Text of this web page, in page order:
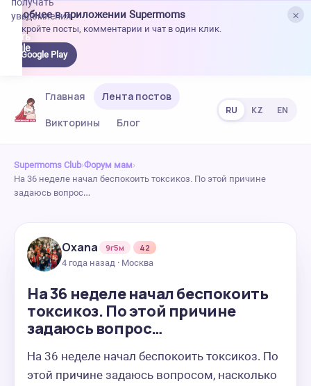
×
Удобнее в приложении Supermoms
Откройте посты, комментарии и чат в один клик.
Google Play
уведомления.
Главная
Лента постов
Викторины
Блог
RU KZ EN
Supermoms Club›Форум мам›
На 36 неделе начал беспокоить токсикоз. По этой причине
задаюсь вопрос…
Oxana 9г5м
42
4 года назад · Москва
На 36 неделе начал беспокоить
токсикоз. По этой причине
задаюсь вопрос…
На 36 неделе начал беспокоить токсикоз. По
этой причине задаюсь вопросом, насколько